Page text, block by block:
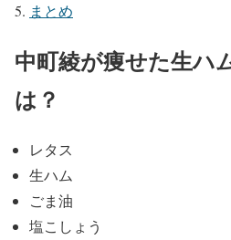
まとめ
中町綾が痩せた生ハ
は？
レタス
生ハム
ごま油
塩こしょう